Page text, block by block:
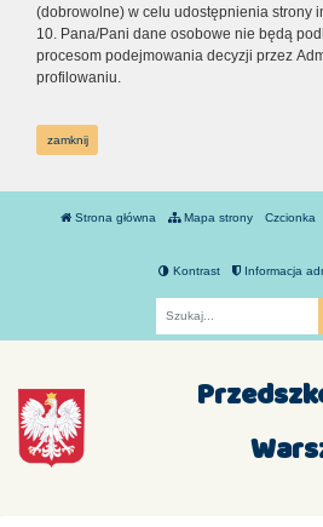
(dobrowolne) w celu udostępnienia strony
10. Pana/Pani dane osobowe nie będą
procesom podejmowania decyzji przez
profilowaniu.
zamknij
Strona główna Mapa strony Czcionka
Kontrast Informacja